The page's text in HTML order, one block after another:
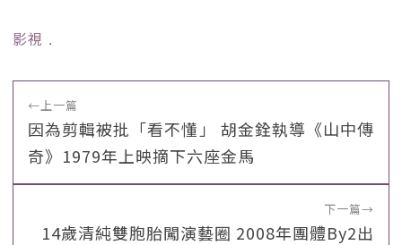
影視 ﹒
←上一篇
因為剪輯被批「看不懂」 胡金銓執導《山中傳
奇》1979年上映摘下六座金馬
下一篇→
14歲清純雙胞胎闖演藝圈 2008年團體By2出